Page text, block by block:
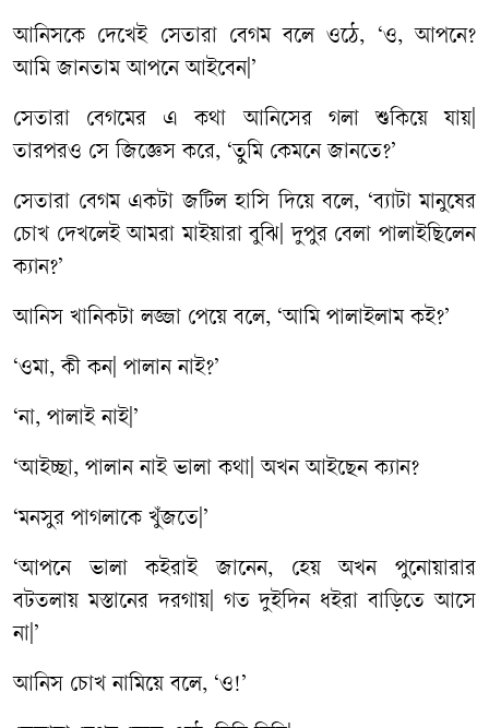
আনিসকে দেখেই সেতারা বেগম বলে ওঠে, ‘ও,আপনে?
আমি জানতাম আপনে আইবেন|’
সেতারা বেগমের এ কথা আনিসের গলা শুকিয়ে যায়|
তারপরও সে জিজ্ঞেস করে, ‘তুমি কেমনে জানতে?’
সেতারা বেগম একটা জটিল হাসি দিয়ে বলে, ‘ব্যাটা মানুষের
চোখ দেখলেই আমরা মাইয়ারা বুঝি |দুপুর বেলা পালাইছিলেন
ক্যান?’
আনিস খানিকটা লজ্জা পেয়ে বলে, ‘আমি পালাইলাম কই?’
‘ওমা,কী কন| পালান নাই?’
‘না, পালাই নাই|’
‘আইচ্ছা, পালান নাই ভালা কথা |অখন আইছেন ক্যান?
‘মনসুর পাগলাকে খুঁজতে |’
‘আপনে ভালা কইরাই জানেন, হেয় অখন
পুনোয়ারার
বটতলায় মস্তানের দরগায়| গত দুইদিন ধইরা বাড়িতে আসে
না |’
আনিস চোখ নামিয়ে বলে, ‘ও!’